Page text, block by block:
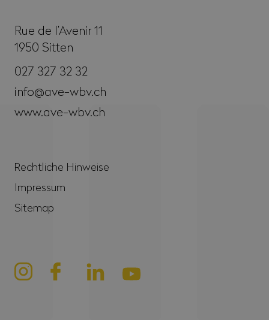
Rue de l’Avenir 11
1950 Sitten
027 327 32 32
info@ave-wbv.ch
www.ave-wbv.ch
Rechtliche Hinweise
Impressum
Sitemap